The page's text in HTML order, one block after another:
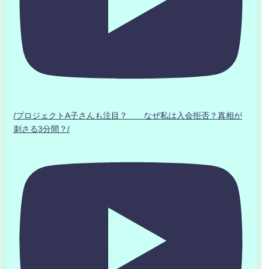
/プロジェクトA子さんも注目？ なぜ私は入会拒否？真相が
刺さる3分間？/